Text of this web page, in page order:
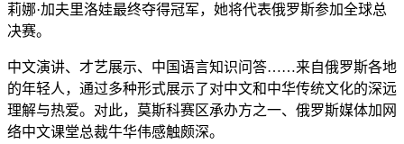
莉娜·加夫里洛娃最终夺得冠军，她将代表俄罗斯参加全球总
决赛。
中文演讲、才艺展示、中国语言知识问答……来自俄罗斯各地
的年轻人，通过多种形式展示了对中文和中华传统文化的深远
理解与热爱。对此，莫斯科赛区承办方之一、俄罗斯媒体加网
络中文课堂总裁牛华伟感触颇深。